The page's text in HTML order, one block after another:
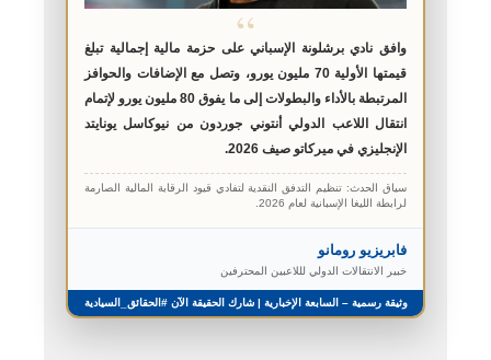
“
وافق نادي برشلونة الإسباني على حزمة مالية إجمالية تبلغ
قيمتها الأولية 70 مليون يورو، وتصل مع الإضافات والحوافز
المرتبطة بالأداء والبطولات إلى ما يفوق 80 مليون يورو لإتمام
انتقال اللاعب الدولي أنتوني جوردون من نيوكاسل يونايتد
الإنجليزي في ميركاتو صيف 2026.
سياق الحدث: تنظيم التدفق النقدية لتفادي قيود الرقابة المالية الصارمة
لرابطة الليغا الإسبانية لعام 2026.
فابريزيو رومانو
خبير الانتقالات الدولي لللاعبين المحترفين
وثيقة رسمية – السابعة الإخبارية | شارك الحقيقة الآن #الحقائق_السيادية